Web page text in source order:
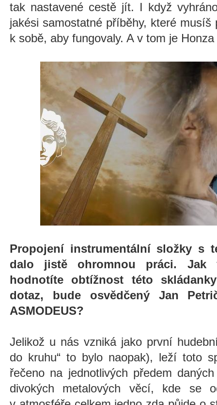
tak nastavené cestě jít. I když
jakési samostatné příběhy, které musíš
k sobě, aby fungovaly. A v tom je
Propojení instrumentální složky s
dalo jistě ohromnou práci. Jak
hodnotíte obtížnost této
dotaz, bude osvědčený Jan
ASMODEUS?
Jelikož u nás vzniká jako první
do kruhu“ to bylo naopak), leží toto
řečeno na jednotlivých předem
divokých metalových věcí, kde se